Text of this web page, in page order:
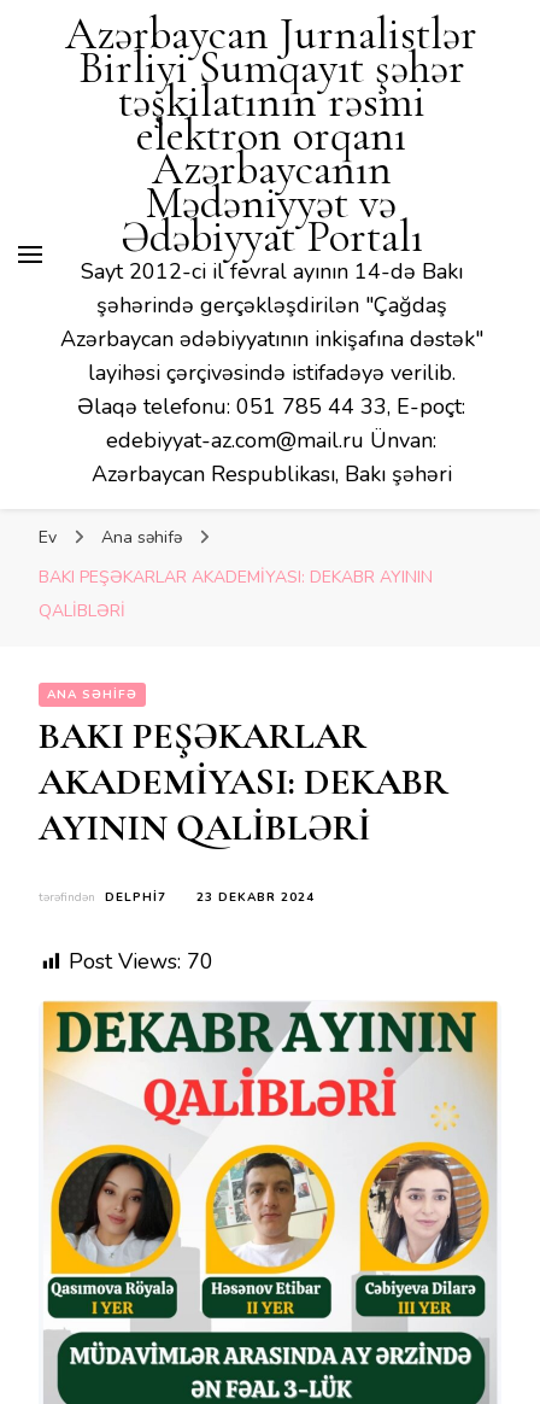
Mədəniyyət və Ədəbiyyat
Portalı
Azərbaycan Jurnalistlər
Birliyi Sumqayıt şəhər
təşkilatının rəsmi
elektron orqanı
Azərbaycanın
Mədəniyyət və
Ədəbiyyat Portalı
Sayt 2012-ci il fevral ayının 14-də Bakı
şəhərində gerçəkləşdirilən "Çağdaş
Azərbaycan ədəbiyyatının inkişafına dəstək"
layihəsi çərçivəsində istifadəyə verilib.
Əlaqə telefonu: 051 785 44 33, E-poçt:
edebiyyat-az.com@mail.ru Ünvan:
Azərbaycan Respublikası, Bakı şəhəri
Ev
Ana səhifə
BAKI PEŞƏKARLAR AKADEMİYASI: DEKABR AYININ
QALİBLƏRİ
ANA SƏHIFƏ
BAKI PEŞƏKARLAR
AKADEMİYASI: DEKABR
AYININ QALİBLƏRİ
tərəfindən DELPHI7 23 DEKABR 2024
Post Views: 70